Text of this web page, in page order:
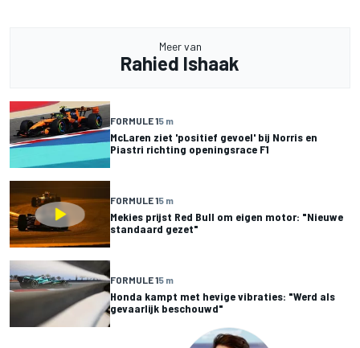
Meer van
Rahied Ishaak
FORMULE 15 m
McLaren ziet 'positief gevoel' bij Norris en
Piastri richting openingsrace F1
FORMULE 15 m
Mekies prijst Red Bull om eigen motor: "Nieuwe
standaard gezet"
FORMULE 15 m
Honda kampt met hevige vibraties: "Werd als
gevaarlijk beschouwd"